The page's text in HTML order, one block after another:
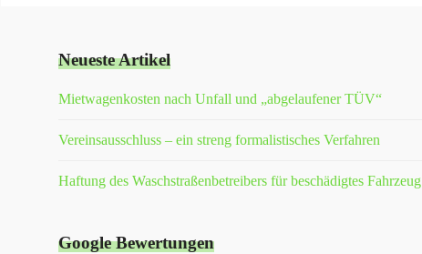
Neueste Artikel
Mietwagenkosten nach Unfall und „abgelaufener TÜV“
Vereinsausschluss – ein streng formalistisches Verfahren
Haftung des Waschstraßenbetreibers für beschädigtes Fahrzeug
Google Bewertungen